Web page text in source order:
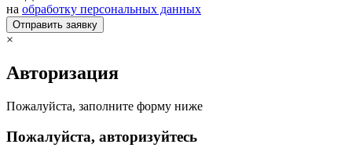
на обработку персональных данных
Отправить заявку
×
Авторизация
Пожалуйста, заполните форму ниже
Пожалуйста, авторизуйтесь